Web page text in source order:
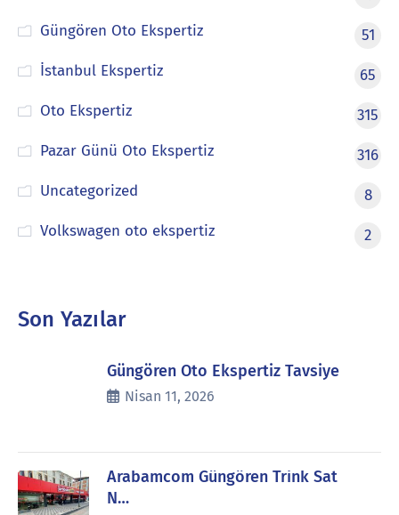
Güngören Oto Ekspertiz
51
İstanbul Ekspertiz
65
Oto Ekspertiz
315
Pazar Günü Oto Ekspertiz
316
Uncategorized
8
Volkswagen oto ekspertiz
2
Son Yazılar
Güngören Oto Ekspertiz Tavsiye
Nisan 11, 2026
Arabamcom Güngören Trink Sat
N…